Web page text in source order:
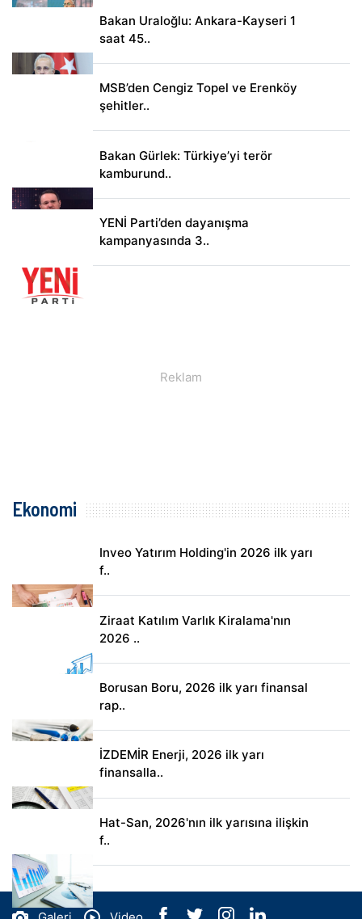
Bakan Uraloğlu: Ankara-Kayseri 1
saat 45..
MSB’den Cengiz Topel ve Erenköy
şehitler..
Bakan Gürlek: Türkiye’yi terör
kamburund..
YENİ Parti’den dayanışma
kampanyasında 3..
Ekonomi
Inveo Yatırım Holding'in 2026 ilk yarı
f..
Ziraat Katılım Varlık Kiralama'nın
2026 ..
Borusan Boru, 2026 ilk yarı finansal
rap..
İZDEMİR Enerji, 2026 ilk yarı
finansalla..
Hat-San, 2026'nın ilk yarısına ilişkin
f..